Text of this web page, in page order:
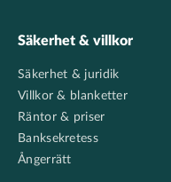
Säkerhet & villkor
Säkerhet & juridik
Villkor & blanketter
Räntor & priser
Banksekretess
Ångerrätt